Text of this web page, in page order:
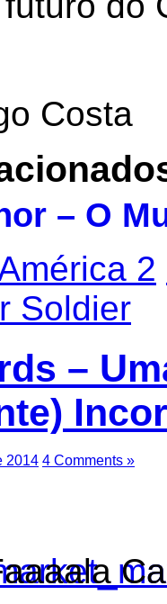
Costa
– O
2
Soldier
–
2014 4 Comments »